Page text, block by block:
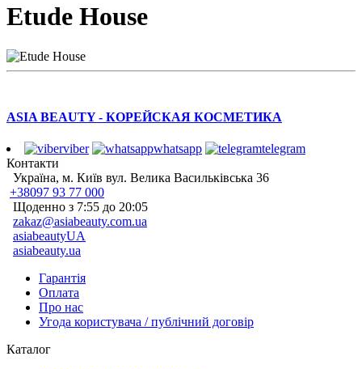
Etude House
ASIA BEAUTY - КОРЕЙСКАЯ КОСМЕТИКА
viber whatsapp
telegram
Контакти
Україна, м. Київ вул. Велика Васильківська 36
+38097 93 77 000
Щоденно з 7:55 до 20:05
zakaz@asiabeauty.com.ua
asiabeautyUA
asiabeauty.ua
Гарантія
Оплата
Про нас
Угода користувача / публічний договір
Каталог